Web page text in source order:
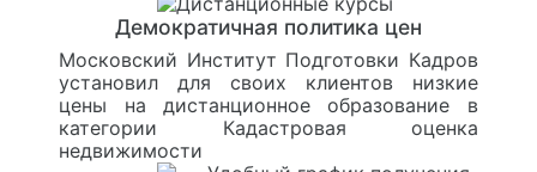
Демократичная политика цен
Московский Институт Подготовки Кадров
установил для своих клиентов низкие
цены на дистанционное образование в
категории Кадастровая оценка
недвижимости